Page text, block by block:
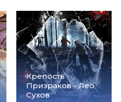
Крепость
Призраков - Лео
Сухов